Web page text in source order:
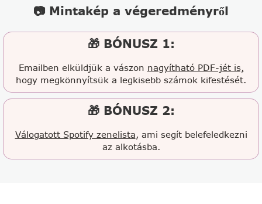
📷 Mintakép a végeredményről
🎁 BÓNUSZ 1:
Emailben elküldjük a vászon nagyítható PDF-jét is,
hogy megkönnyítsük a legkisebb számok kifestését.
🎁 BÓNUSZ 2:
Válogatott Spotify zenelista, ami segít belefeledkezni
az alkotásba.